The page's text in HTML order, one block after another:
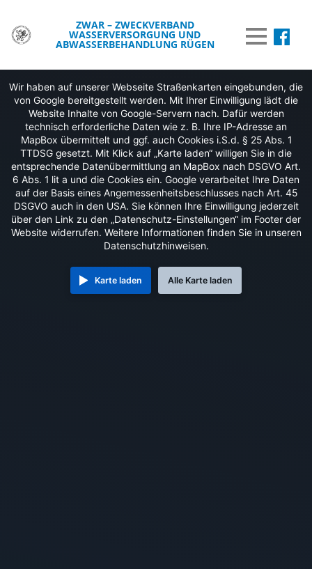
ZWAR – ZWECKVERBAND
WASSERVERSORGUNG UND
ABWASSERBEHANDLUNG RÜGEN MENÜ
DER ZWAR
TRINKWASSER
ABWASSER
BREITBAND
WISSENSWERTES
WASSER & UMWELT
VERÖFFENTLICHUNGEN
INFORMATIONEN
Wir haben auf unserer Webseite Straßenkarten eingebunden, die
von Google bereitgestellt werden. Mit Ihrer Einwilligung lädt die
Website Inhalte von Google-Servern nach. Dafür werden
technisch erforderliche Daten wie z. B. Ihre IP-Adresse an
MapBox übermittelt und ggf. auch Cookies i.S.d. § 25 Abs. 1
TTDSG gesetzt. Mit Klick auf „Karte laden“ willigen Sie in die
entsprechende Datenübermittlung an MapBox nach DSGVO Art.
6 Abs. 1 lit a und die Cookies ein. Google verarbeitet Ihre Daten
auf der Basis eines Angemessenheitsbeschlusses nach Art. 45
DSGVO auch in den USA. Sie können Ihre Einwilligung jederzeit
über den Link zu den „Datenschutz-Einstellungen“ im Footer der
Website widerrufen. Weitere Informationen finden Sie in unseren
Datenschutzhinweisen.
Karte laden Alle Karte laden